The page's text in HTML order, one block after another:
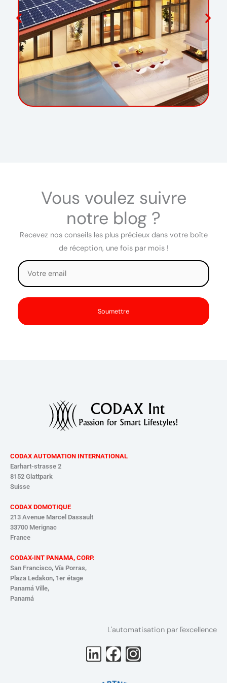
Vous voulez suivre
notre blog ?
Recevez nos conseils les plus précieux dans votre boîte
de réception, une fois par mois !
CODAX AUTOMATION INTERNATIONAL
Earhart-strasse 2
8152 Glattpark
Suisse
CODAX DOMOTIQUE
213 Avenue Marcel Dassault
33700 Merignac
France
CODAX-INT PANAMA, CORP.
San Francisco, Vía Porras,
Plaza Ledakon, 1er étage
Panamá Ville,
Panamá
L'automatisation par l'excellence
L
i
F
a
I
n